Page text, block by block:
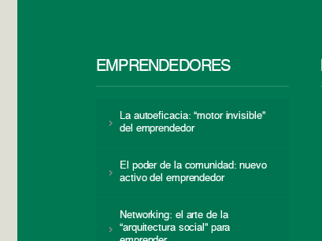
EMPRENDEDORES
La autoeficacia: “motor invisible”
del emprendedor
El poder de la comunidad: nuevo
activo del emprendedor
Networking: el arte de la
“arquitectura social” para